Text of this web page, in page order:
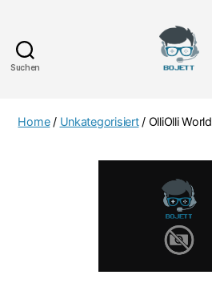
Suchen
Home/ Unkategorisiert/ OlliOlli World